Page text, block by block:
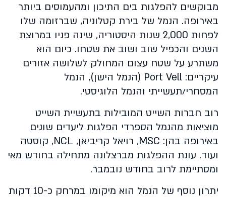
מבוקשים להפלגות בים התיכון ומהעמוסים ביותר
באירופה. הנמל של בירת קטלוניה, שברזומה שלו
לפחות 2,000 שנות היסטוריה, שינה פניו במרוצת
השנים והכפיל שוב ושוב את שטחו. כיום הוא
משתרע על שטח עצום המחולק לשלושה אזורים
עיקריים: Port Vell (הנמל הישן), הנמל
המסחרי/תעשייתי והנמל הלוגיסטי.
רוב חברות השייט המובילות בתעשיית השייט
מוציאות מהנמל הספרדי הפלגות ליעדים שונים
באירופה בהן: MSC, רויאל קריביאן, NCL, קוסטה
ועוד. עונת ההפלגות מברצלונה מתחילה בחודש מאי
ומסתיימת לרוב בחודש נובמבר.
יתרון נוסף של הנמל הוא מיקומו במרחק כ-10 דקות